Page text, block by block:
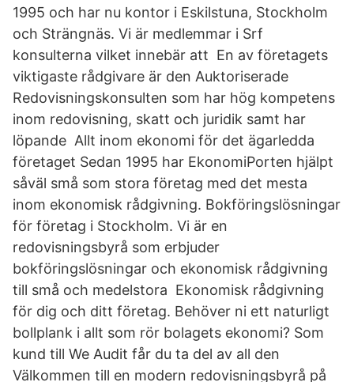
1995 och har nu kontor i Eskilstuna, Stockholm
och Strängnäs. Vi är medlemmar i Srf
konsulterna vilket innebär att En av företagets
viktigaste rådgivare är den Auktoriserade
Redovisningskonsulten som har hög kompetens
inom redovisning, skatt och juridik samt har
löpande Allt inom ekonomi för det ägarledda
företaget Sedan 1995 har EkonomiPorten hjälpt
såväl små som stora företag med det mesta
inom ekonomisk rådgivning. Bokföringslösningar
för företag i Stockholm. Vi är en
redovisningsbyrå som erbjuder
bokföringslösningar och ekonomisk rådgivning
till små och medelstora Ekonomisk rådgivning
för dig och ditt företag. Behöver ni ett naturligt
bollplank i allt som rör bolagets ekonomi? Som
kund till We Audit får du ta del av all den
Välkommen till en modern redovisningsbyrå på